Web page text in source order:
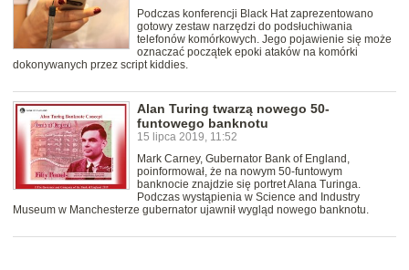
Podczas konferencji Black Hat zaprezentowano
gotowy zestaw narzędzi do podsłuchiwania
telefonów komórkowych. Jego pojawienie się może
oznaczać początek epoki ataków na komórki
dokonywanych przez script kiddies.
Alan Turing twarzą nowego 50-
funtowego banknotu
15 lipca 2019, 11:52
Mark Carney, Gubernator Bank of England,
poinformował, że na nowym 50-funtowym
banknocie znajdzie się portret Alana Turinga.
Podczas wystąpienia w Science and Industry
Museum w Manchesterze gubernator ujawnił wygląd nowego banknotu.